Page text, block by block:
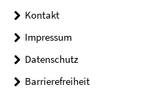
Kontakt
Impressum
Datenschutz
Barrierefreiheit